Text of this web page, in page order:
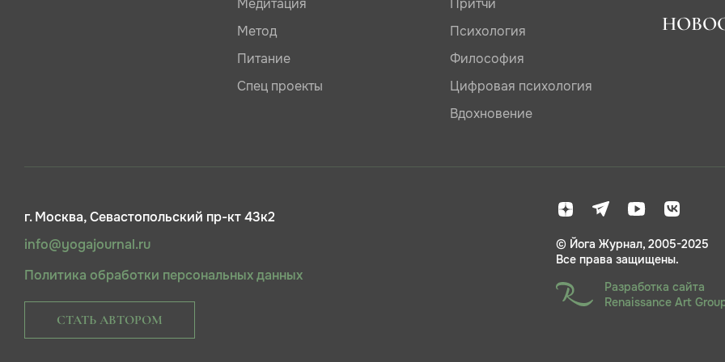
Медитация
Метод
Питание
Спец проекты
Притчи
Психология
Философия
Цифровая психология
Вдохновение
г. Москва, Севастопольский пр-кт 43к2
info@yogajournal.ru
Политика обработки персональных данных
СТАТЬ АВТОРОМ
© Йога Журнал, 2005-2025
Все права защищены.
Разработка сайта
Renaissance Art